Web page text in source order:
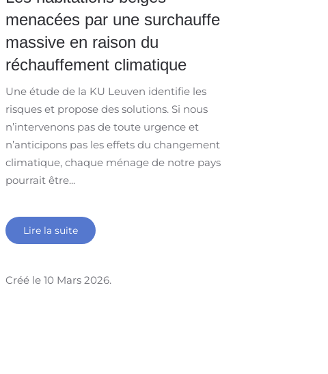
menacées par une surchauffe
massive en raison du
réchauffement climatique
Une étude de la KU Leuven identifie les
risques et propose des solutions. Si nous
n’intervenons pas de toute urgence et
n’anticipons pas les effets du changement
climatique, chaque ménage de notre pays
pourrait être...
Lire la suite
Créé le 10 Mars 2026.